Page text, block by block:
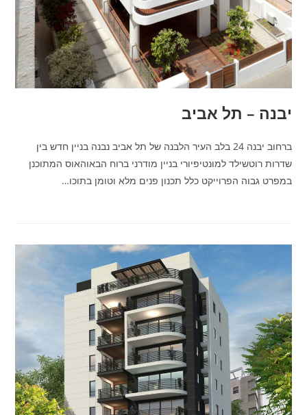
יבנה – תל אביב
ברחוב יבנה 24 בלב העיר הלבנה של תל אביב נבנה בניין חדש בין
שדרות רוטשילד למונטיפיורי בניין מודרני ברוח הבאוהאוס המתוכנן
במפרט גבוה הפרוייקט כלל תכנון פנים מלא וטומן בתוכו…